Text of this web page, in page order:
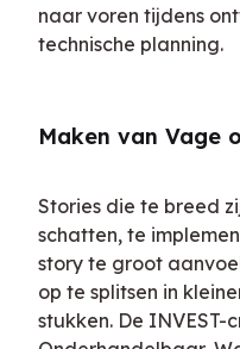
naar voren tijdens
technische planning.
Maken van Vage
Stories die te breed
schatten, te
story te groot
op te splitsen in
stukken. De